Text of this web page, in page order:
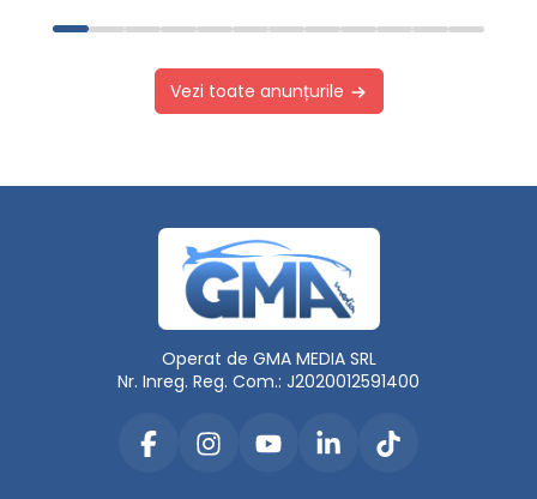
Vezi toate anunțurile
Operat de GMA MEDIA SRL
Nr. Inreg. Reg. Com.: J2020012591400